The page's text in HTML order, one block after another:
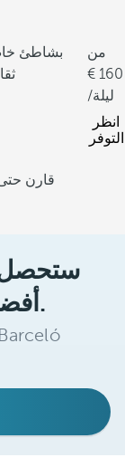
بشاطئ
من
160
/ليلة
انظر
التوفر
قارن حتى
أفضل الأسعار في متناول يدك.